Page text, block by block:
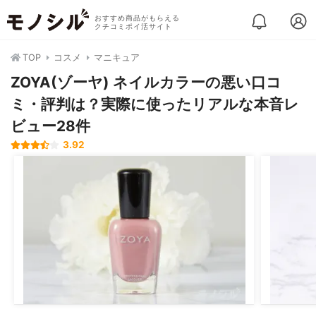
おすすめ商品がもらえる
クチコミポイ活サイト
TOP コスメ マニキュア
ZOYA(ゾーヤ) ネイルカラーの悪い口コ
ミ・評判は？実際に使ったリアルな本音レ
ビュー28件
3.92